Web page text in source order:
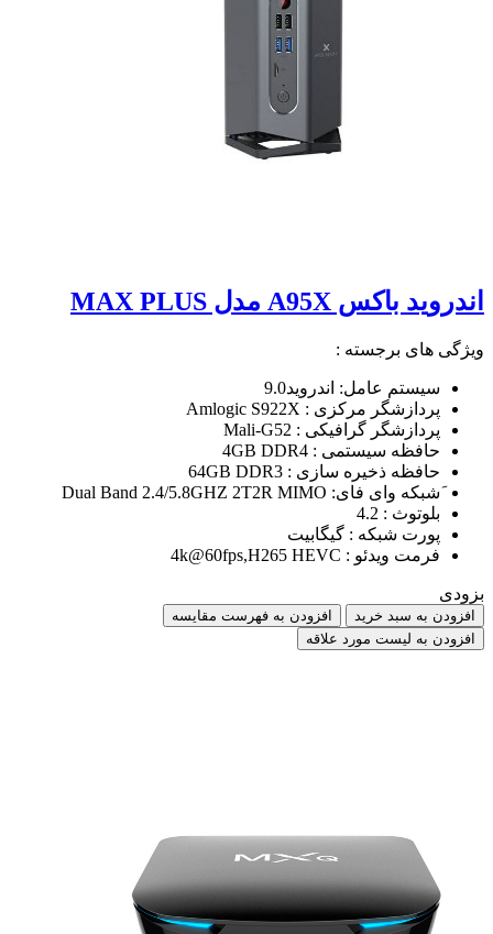
اندروید باکس A95X مدل MAX PLUS
ویژگی های برجسته :
سیستم عامل: اندروید9.0
پردازشگر مرکزی : Amlogic S922X
پردازشگر گرافیکی : Mali-G52
حافظه سیستمی : 4GB DDR4
حافظه ذخیره سازی : 64GB DDR3
َشبکه وای فای: Dual Band 2.4/5.8GHZ 2T2R MIMO
بلوتوث : 4.2
پورت شبکه : گیگابیت
فرمت ویدئو : 4k@60fps,H265 HEVC
بزودی
افزودن به سبد خرید
افزودن به فهرست مقایسه
افزودن به لیست مورد علاقه